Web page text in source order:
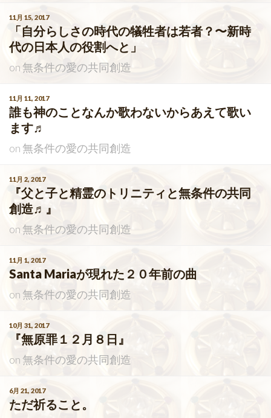
11月 15, 2017
「自分らしさの時代の犠牲者は若者？〜新時
代の日本人の役割へと」
on無条件の愛の共同創造
11月 11, 2017
誰も神のことなんか歌わないからあえて歌い
ます♬
on無条件の愛の共同創造
11月 2, 2017
『父と子と精霊のトリニティと無条件の共同
創造♬』
on無条件の愛の共同創造
11月 1, 2017
Santa Mariaが現れた２０年前の曲
on無条件の愛の共同創造
10月 31, 2017
『無原罪１２月８日』
on無条件の愛の共同創造
6月 21, 2017
ただ祈ること。